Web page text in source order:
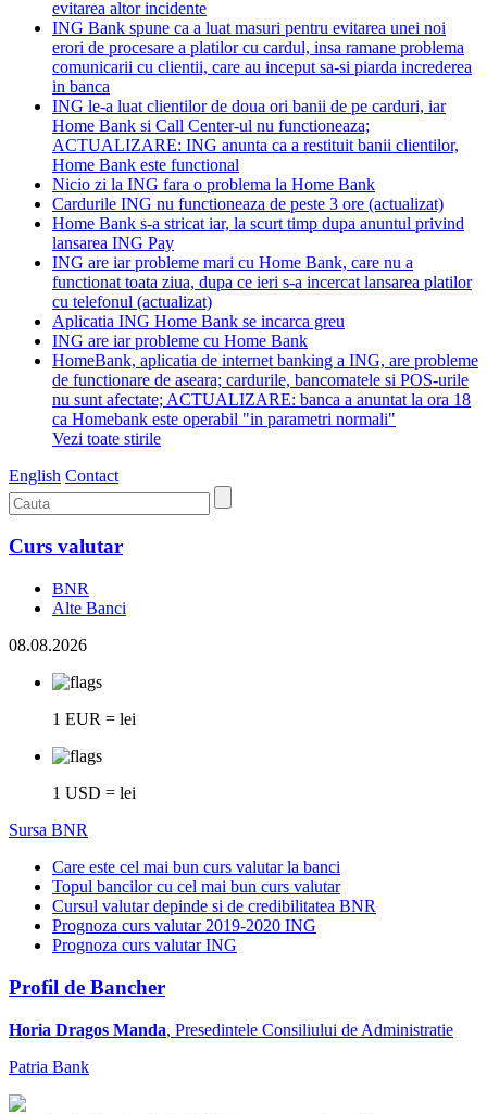
evitarea altor incidente
ING Bank spune ca a luat masuri pentru evitarea unei noi
erori de procesare a platilor cu cardul, insa ramane problema
comunicarii cu clientii, care au inceput sa-si piarda increderea
in banca
ING le-a luat clientilor de doua ori banii de pe carduri, iar
Home Bank si Call Center-ul nu functioneaza;
ACTUALIZARE: ING anunta ca a restituit banii clientilor,
Home Bank este functional
Nicio zi la ING fara o problema la Home Bank
Cardurile ING nu functioneaza de peste 3 ore (actualizat)
Home Bank s-a stricat iar, la scurt timp dupa anuntul privind
lansarea ING Pay
ING are iar probleme mari cu Home Bank, care nu a
functionat toata ziua, dupa ce ieri s-a incercat lansarea platilor
cu telefonul (actualizat)
Aplicatia ING Home Bank se incarca greu
ING are iar probleme cu Home Bank
HomeBank, aplicatia de internet banking a ING, are probleme
de functionare de aseara; cardurile, bancomatele si POS-urile
nu sunt afectate; ACTUALIZARE: banca a anuntat la ora 18
ca Homebank este operabil "in parametri normali"
Vezi toate stirile
English Contact
Curs valutar
BNR
Alte Banci
08.08.2026
1 EUR = lei
1 USD = lei
Sursa BNR
Care este cel mai bun curs valutar la banci
Topul bancilor cu cel mai bun curs valutar
Cursul valutar depinde si de credibilitatea BNR
Prognoza curs valutar 2019-2020 ING
Prognoza curs valutar ING
Profil de Bancher
Horia Dragos Manda, Presedintele Consiliului de Administratie
Patria Bank